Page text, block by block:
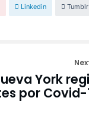
Linkedin Tumblr
York
por Covid-